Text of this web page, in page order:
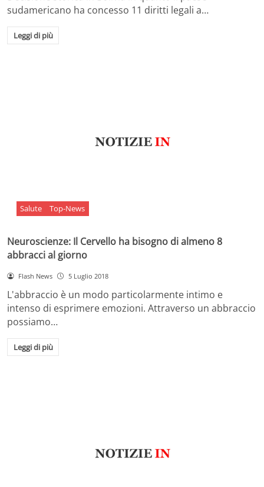
sudamericano ha concesso 11 diritti legali a…
Leggi di più
Salute Top-News
Neuroscienze: Il Cervello ha bisogno di almeno 8
abbracci al giorno
Flash News 5 Luglio 2018
L'abbraccio è un modo particolarmente intimo e
intenso di esprimere emozioni. Attraverso un abbraccio
possiamo…
Leggi di più